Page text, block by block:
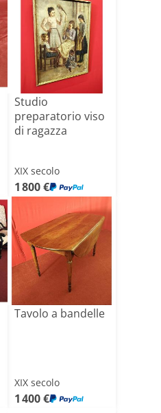
Studio
preparatorio viso
di ragazza
XIX secolo
1 800 €
Tavolo a bandelle
XIX secolo
1 400 €